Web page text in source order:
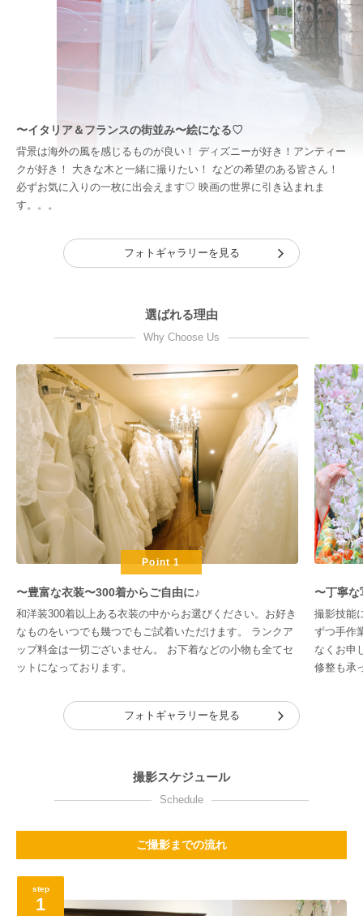
〜イタリア＆フランスの街並み〜絵になる♡
背景は海外の風を感じるものが良い！ ディズニーが好き！アンティー
クが好き！ 大きな木と一緒に撮りたい！ などの希望のある皆さん！
必ずお気に入りの一枚に出会えます♡ 映画の世界に引き込まれま
す。。。
フォトギャラリーを見る
選ばれる理由
Why Choose Us
Point 1
〜豊富な衣装〜300着からご自由に♪
和洋装300着以上ある衣装の中からお選びください。お好き
なものをいつでも幾つでもご試着いただけます。 ランクア
ップ料金は一切ございません。 お下着などの小物も全てセ
ットになっております。
〜丁寧な
撮影技能
ずつ手作
なくお申
修整も承
フォトギャラリーを見る
撮影スケジュール
Schedule
ご撮影までの流れ
step
1